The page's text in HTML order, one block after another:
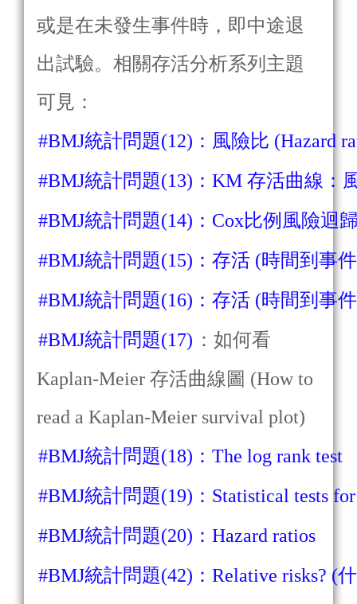
或是在未發生事件時，即中途退
出試驗。相關存活分析系列主題
可見：
#BMJ統計問題(12)：風險比 (Hazard
#BMJ統計問題(13)：KM 存活曲線：
#BMJ統計問題(14)：Cox比例風險迴
#BMJ統計問題(15)：存活 (時間到事
#BMJ統計問題(16)：存活 (時間到事
#BMJ統計問題(17) ：如何看
Kaplan-Meier 存活曲線圖 (How to
read a Kaplan-Meier survival plot)
#BMJ統計問題(18)：The log rank test
#BMJ統計問題(19)：Statistical tests
#BMJ統計問題(20)：Hazard ratios
#BMJ統計問題(42)：Relative risks? (